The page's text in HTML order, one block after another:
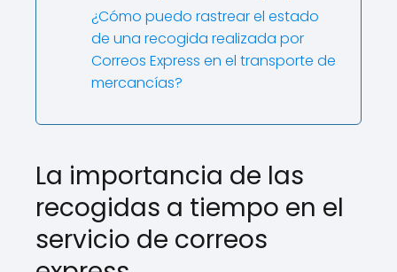
¿Cómo puedo rastrear el estado
de una recogida realizada por
Correos Express en el transporte de
mercancías?
La importancia de las
recogidas a tiempo en el
servicio de correos